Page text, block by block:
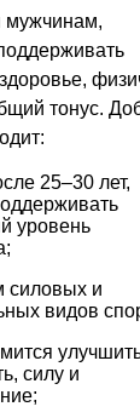
мужчинам,
тонус.
25–30 лет,
уровень
силовых и
видов
силу и